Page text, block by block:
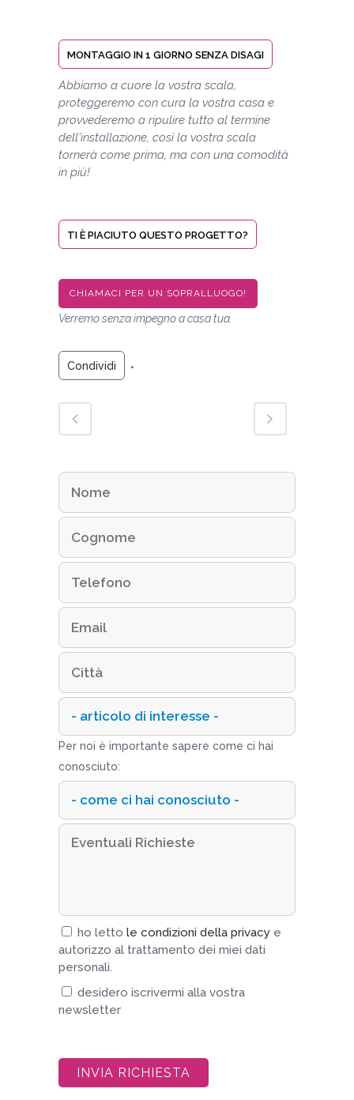
MONTAGGIO IN 1 GIORNO SENZA DISAGI
Abbiamo a cuore la vostra scala,
proteggeremo con cura la vostra casa e
provvederemo a ripulire tutto al termine
dell'installazione, così la vostra scala
tornerà come prima, ma con una comodità
in più!
TI È PIACIUTO QUESTO PROGETTO?
CHIAMACI PER UN SOPRALLUOGO!
Verremo senza impegno a casa tua.
Condividi
Per noi è importante sapere come ci hai
conosciuto:
ho letto le condizioni della privacy e
autorizzo al trattamento dei miei dati
personali.
desidero iscrivermi alla vostra
newsletter